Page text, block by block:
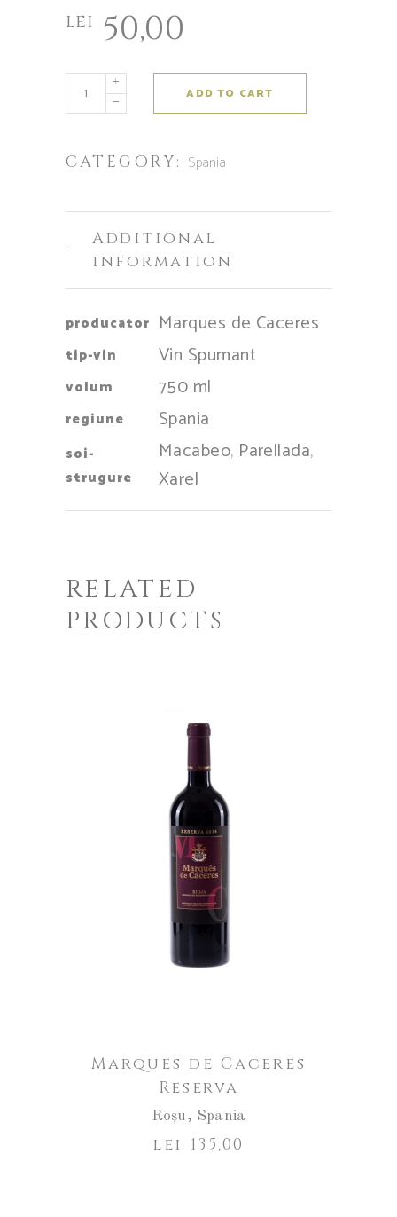
lei 50,00
ADD TO CART
CATEGORY: Spania
Additional
information
producator Marques de Caceres
tip-vin Vin Spumant
volum 750 ml
regiune Spania
soi-
strugure
Macabeo, Parellada,
Xarel
RELATED
PRODUCTS
Marques de Caceres
Reserva
Roșu, Spania
lei 135,00